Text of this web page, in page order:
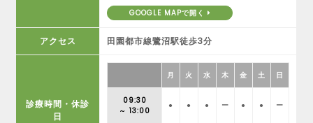
GOOGLE MAPで開く
アクセス 田園都市線鷺沼駅徒歩3分
診療時間・休診
日
月 火 水 木 金 土 日
09:30
～ 13:00
● ● ● ー ● ● ー